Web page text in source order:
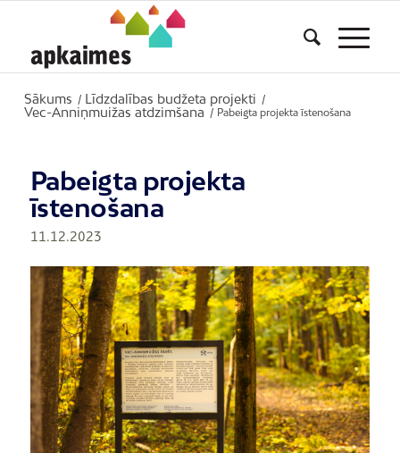
Sākums / Līdzdalības budžeta projekti /
Vec-Anniņmuižas atdzimšana / Pabeigta projekta īstenošana
Pabeigta projekta
īstenošana
11.12.2023